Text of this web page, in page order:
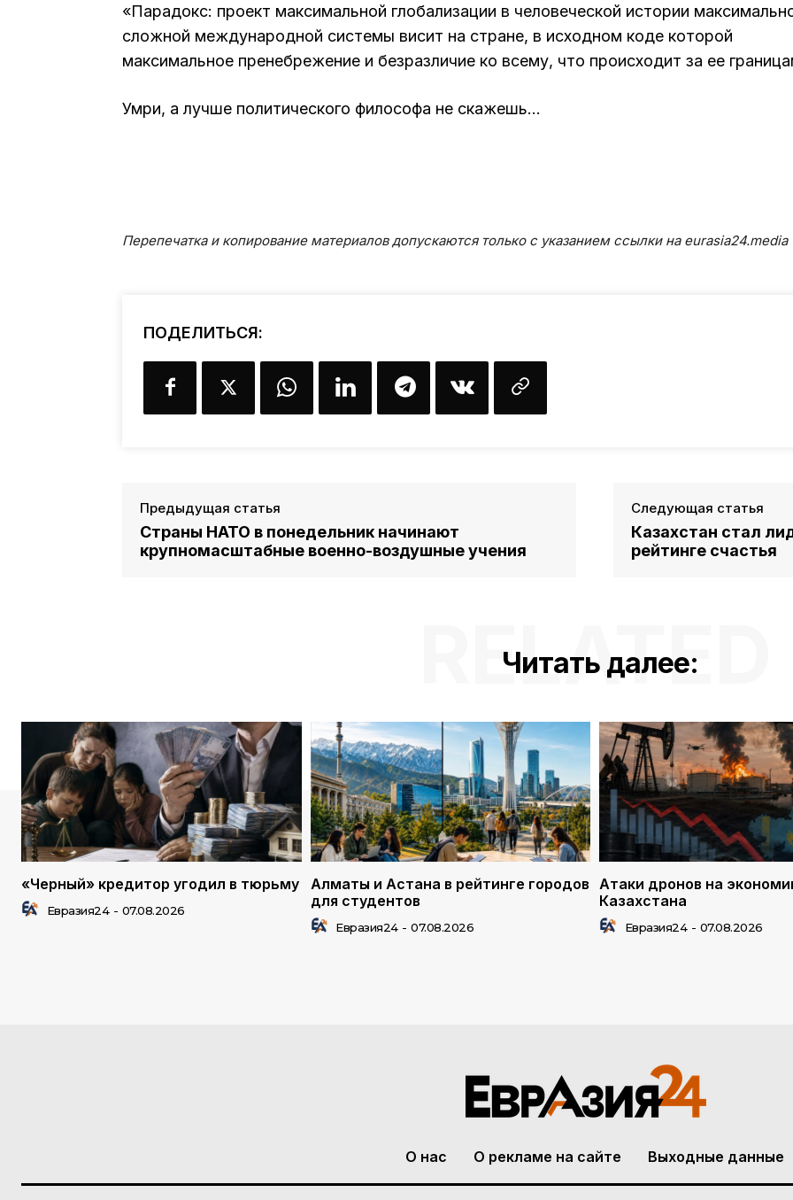
«Парадокс: проект максимальной глобализации в человеческой истории
сложной международной системы висит на стране, в исходном коде которой
максимальное пренебрежение и безразличие ко всему, что происходит за ее
Умри, а лучше политического философа не скажешь…
Перепечатка и копирование материалов допускаются только с указанием ссылки на eurasia24.media
ПОДЕЛИТЬСЯ:
Предыдущая статья
Страны НАТО в понедельник начинают
крупномасштабные военно-воздушные учения
Следующая статья
Казахстан стал
рейтинге счастья
Читать далее:
RELATED
«Черный» кредитор угодил в тюрьму
Евразия24 - 07.08.2026
Алматы и Астана в рейтинге городов
для студентов
Евразия24 - 07.08.2026
Атаки дронов на
Казахстана
Евразия24 - 07.08.2026
О нас О рекламе на сайте Выходные данные